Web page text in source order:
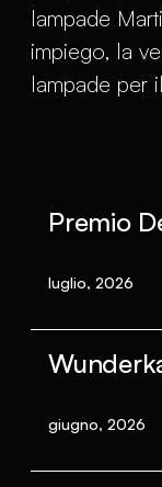
lampade
impiego, la
lampade per
Premio
luglio, 2026
giugno, 2026